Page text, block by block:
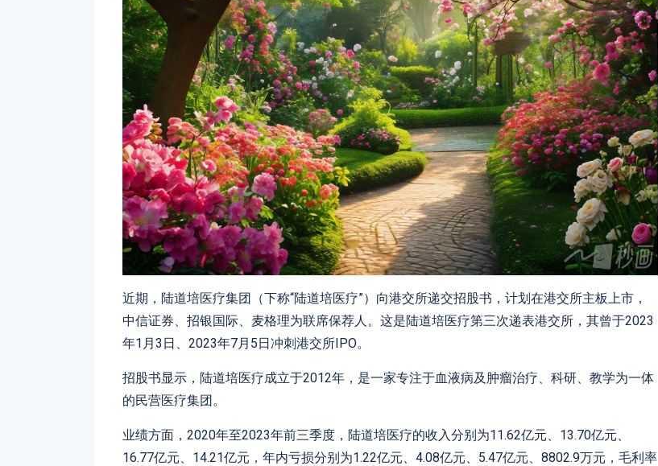
近期，陆道培医疗集团（下称“陆道培医疗”）向港交所递交招股书，计划在港交所主板上市，
中信证券、招银国际、麦格理为联席保荐人。这是陆道培医疗第三次递表港交所，其曾于2023
年1月3日、2023年7月5日冲刺港交所IPO。
招股书显示，陆道培医疗成立于2012年，是一家专注于血液病及肿瘤治疗、科研、教学为一体
的民营医疗集团。
业绩方面，2020年至2023年前三季度，陆道培医疗的收入分别为11.62亿元、13.70亿元、
16.77亿元、14.21亿元，年内亏损分别为1.22亿元、4.08亿元、5.47亿元、8802.9万元，毛利率